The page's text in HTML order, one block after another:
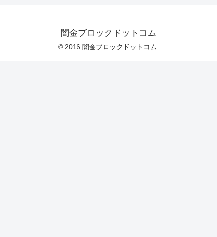
闇金ブロックドットコム
© 2016 闇金ブロックドットコム.